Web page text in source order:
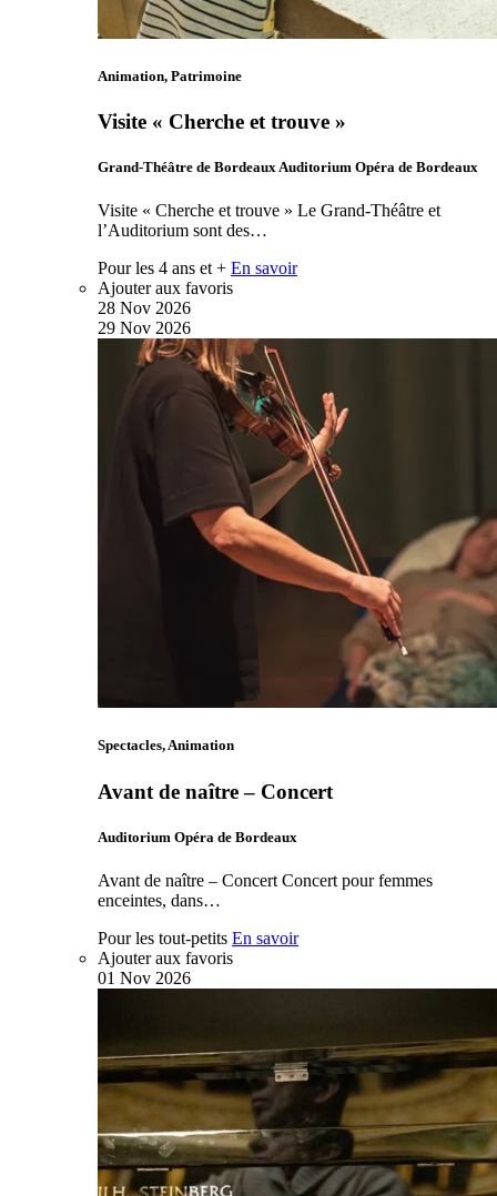
Animation, Patrimoine
Visite « Cherche et trouve »
Grand-Théâtre de Bordeaux Auditorium Opéra de Bordeaux
Visite « Cherche et trouve » Le Grand-Théâtre et
l’Auditorium sont des…
Pour les 4 ans et + En savoir
Ajouter aux favoris
28 Nov 2026
29 Nov 2026
Spectacles, Animation
Avant de naître – Concert
Auditorium Opéra de Bordeaux
Avant de naître – Concert Concert pour femmes
enceintes, dans…
Pour les tout-petits En savoir
Ajouter aux favoris
01 Nov 2026